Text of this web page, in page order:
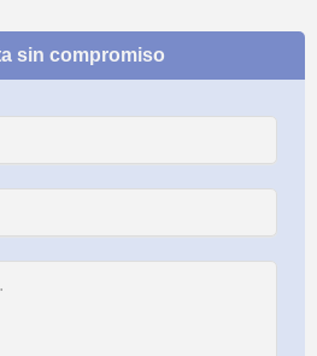
sin compromiso